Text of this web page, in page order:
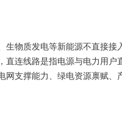
生物质发电等新能源不直接
直连线路是指电源与电力用
网支撑能力、绿电资源禀赋